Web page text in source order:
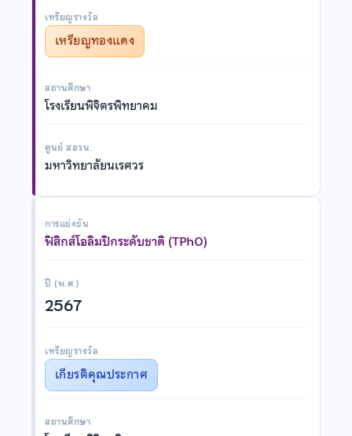
เหรียญรางวัล
เหรียญทองแดง
สถานศึกษา
โรงเรียนพิจิตรพิทยาคม
ศูนย์ สอวน.
มหาวิทยาลัยนเรศวร
การแข่งขัน
ฟิสิกส์โอลิมปิกระดับชาติ (TPhO)
ปี (พ.ศ.)
2567
เหรียญรางวัล
เกียรติคุณประกาศ
สถานศึกษา